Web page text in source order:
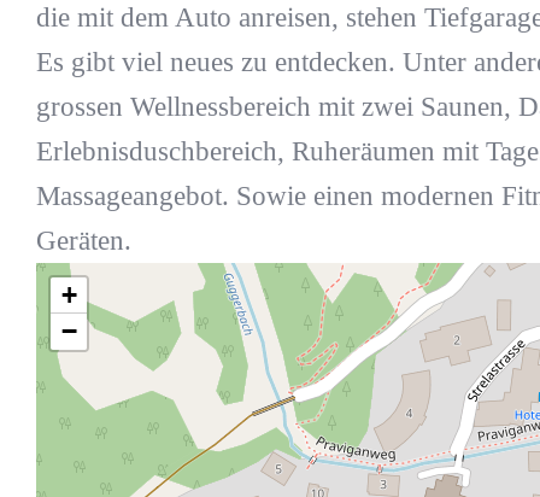
die mit dem Auto anreisen, stehen
Es gibt viel neues zu entdecken. Unter
grossen Wellnessbereich mit zwei Saunen,
Erlebnisduschbereich, Ruheräumen mit
Massageangebot. Sowie einen modernen
Geräten.
+
−